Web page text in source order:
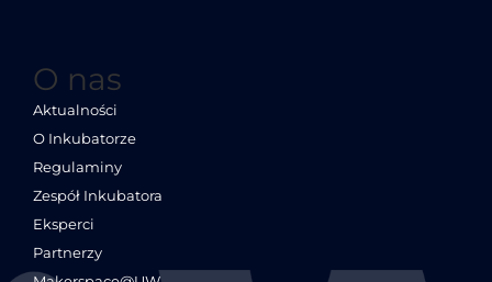
O nas
Aktualności
O Inkubatorze
Regulaminy
Zespół Inkubatora
Eksperci
Partnerzy